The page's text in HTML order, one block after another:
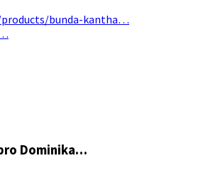
bunda-kantha…
Dominika…